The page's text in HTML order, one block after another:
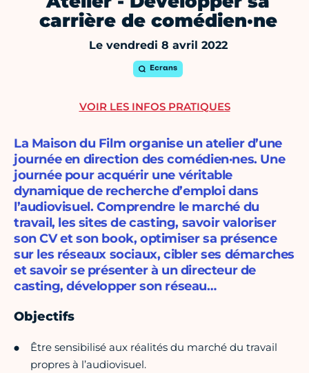
carrière de comédien·ne
Le vendredi 8 avril 2022
Ecrans
La Maison du Film organise un atelier d’une
journée en direction des comédien·nes. Une
journée pour acquérir une véritable
dynamique de recherche d’emploi dans
l’audiovisuel. Comprendre le marché du
travail, les sites de casting, savoir valoriser
son CV et son book, optimiser sa présence
sur les réseaux sociaux, cibler ses démarches
et savoir se présenter à un directeur de
casting, développer son réseau…
Objectifs
Être sensibilisé aux réalités du marché du travail
propres à l’audiovisuel.
VOIR LES INFOS PRATIQUES